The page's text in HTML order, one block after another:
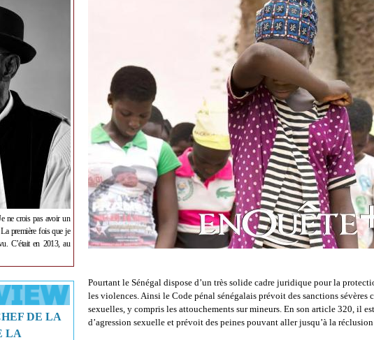
ne crois pas avoir un
première fois que je
C’était en 2013, au
DE LA
LA
Pourtant le Sénégal dispose d’un très solide cadre juridique pour la
les violences. Ainsi le Code pénal sénégalais prévoit des sanctions sévères
sexuelles, y compris les attouchements sur mineurs. En son article 320, il
d’agression sexuelle et prévoit des peines pouvant aller jusqu’à la